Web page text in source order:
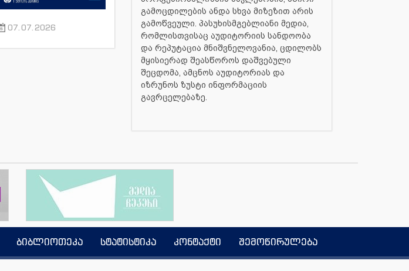
07.07.2026
გამოცდილების ანდა სხვა მიზეზით არის
გამოწვეული. პასუხისმგებლიანი მედია,
რომლისთვისაც აუდიტორიის სანდოობა
და რეპუტაცია მნიშვნელოვანია, ცდილობს
მყისიერად შეასწოროს დაშვებული
შეცდომა, ამცნოს აუდიტორიას და
იზრუნოს ზუსტი ინფორმაციის
გავრცელებაზე.
ბიბლიოთეკა სტატისტიკა კონტაქტი შემოწირულება